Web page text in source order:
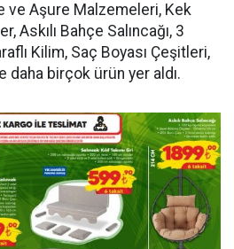
ve Aşure Malzemeleri, Kek
Askılı Bahçe Salıncağı, 3
Kilim, Saç Boyası Çeşitleri,
daha birçok ürün yer aldı.